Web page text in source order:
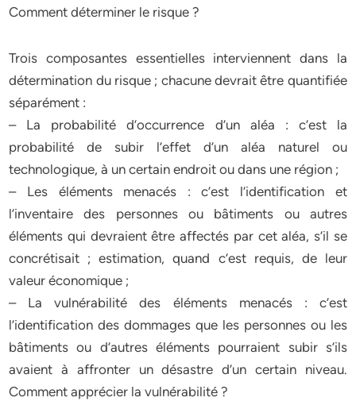
Comment déterminer le risque ?
Trois composantes essentielles interviennent dans la
détermination du risque ; chacune devrait être quantifiée
séparément :
– La probabilité d’occurrence d’un aléa : c’est la
probabilité de subir l’effet d’un aléa naturel ou
technologique, à un certain endroit ou dans une région ;
– Les éléments menacés : c’est l’identification et
l’inventaire des personnes ou bâtiments ou autres
éléments qui devraient être affectés par cet aléa, s’il se
concrétisait ; estimation, quand c’est requis, de leur
valeur économique ;
– La vulnérabilité des éléments menacés : c’est
l’identification des dommages que les personnes ou les
bâtiments ou d’autres éléments pourraient subir s’ils
avaient à affronter un désastre d’un certain niveau.
Comment apprécier la vulnérabilité ?